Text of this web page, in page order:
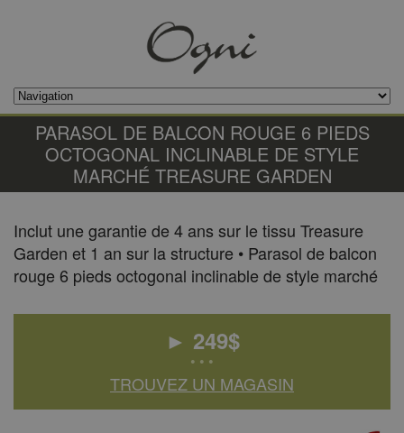
PARASOL DE BALCON ROUGE 6 PIEDS
OCTOGONAL INCLINABLE​ DE STYLE
MARCHÉ TREASURE GARDEN
Inclut une garantie de 4 ans sur le tissu Treasure
Garden et 1 an sur la structure • Parasol de balcon
rouge 6 pieds octogonal inclinable​ de style marché
► 249$
• • •
TROUVEZ UN MAGASIN